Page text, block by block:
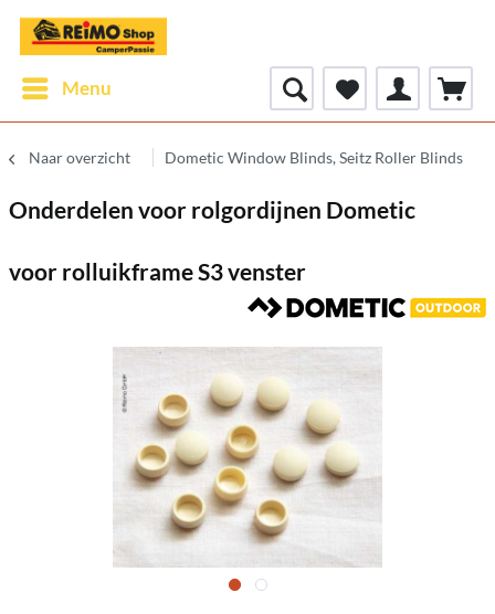
Menu
Naar overzicht Dometic Window Blinds, Seitz Roller Blinds
Onderdelen voor rolgordijnen Dometic
voor rolluikframe S3 venster